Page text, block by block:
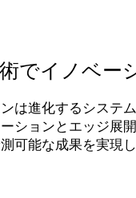
でイノベー
は進化するシステ
ションとエッジ展
可能な成果を実現し